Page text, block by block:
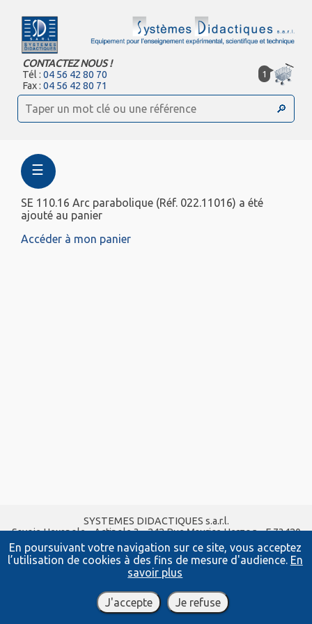
En poursuivant votre navigation sur ce site, vous acceptez
l’utilisation de cookies à des fins de mesure d'audience. En
savoir plus
J'accepte Je refuse
CONTACTEZ NOUS !
Tél :04 56 42 80 70
Fax :04 56 42 80 71
1
☰
SE 110.16 Arc parabolique (Réf. 022.11016) a été
ajouté au panier
Accéder à mon panier
SYSTEMES DIDACTIQUES s.a.r.l.
Savoie Hexapole - Actipole 3 - 242 Rue Maurice Herzog - F 73420
VIVIERS DU LAC
Tel : 04 56 42 80 70| Fax :04 56 42 80 71
xavier.granjon@systemes-didactiques.fr
www.systemes-didactiques.fr